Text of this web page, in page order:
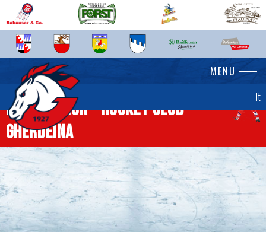
It
MENU
News senior - Hockey Club
Gherdëina